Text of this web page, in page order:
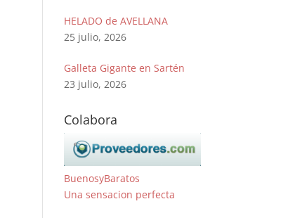
HELADO de AVELLANA
25 julio, 2026
Galleta Gigante en Sartén
23 julio, 2026
Colabora
BuenosyBaratos
Una sensacion perfecta